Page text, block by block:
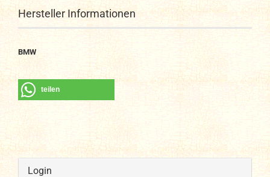
Hersteller Informationen
BMW
teilen
Login